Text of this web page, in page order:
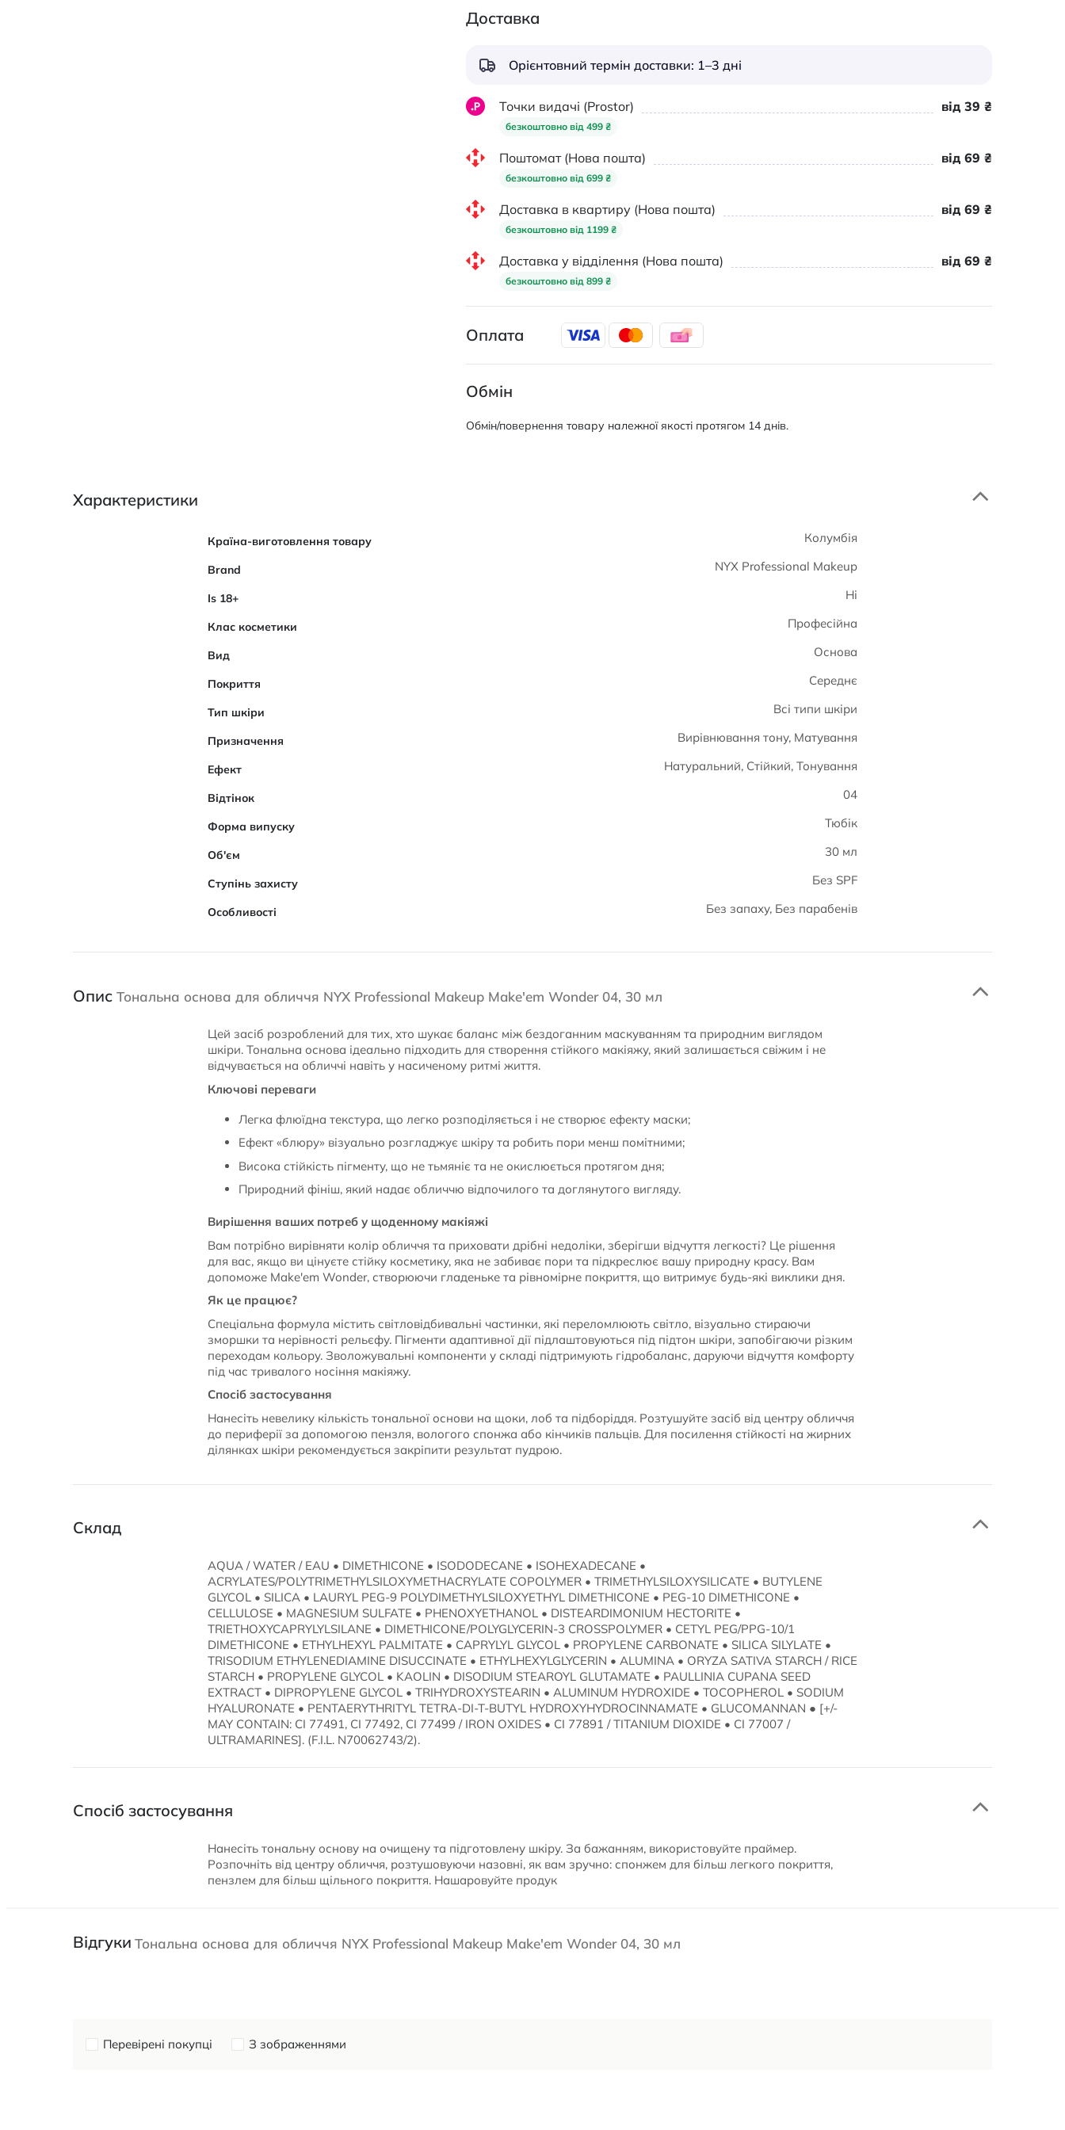
Доставка
Орієнтовний термін доставки: 1–3 дні
Точки видачі (Prostor)
безкоштовно від 499 ₴
від 39 ₴
Поштомат (Нова пошта)
безкоштовно від 699 ₴
від 69 ₴
Доставка в квартиру (Нова пошта)
безкоштовно від 1199 ₴
від 69 ₴
Доставка у відділення (Нова пошта)
безкоштовно від 899 ₴
від 69 ₴
Оплата
Обмін
Обмін/повернення товару належної якості протягом 14 днів.
Характеристики
Характеристики
Країна-виготовлення товару Колумбія
Brand NYX Professional Makeup
Is 18+ Ні
Клас косметики Професійна
Вид Основа
Покриття Середнє
Тип шкіри Всі типи шкіри
Призначення Вирівнювання тону, Матування
Ефект Натуральний, Стійкий, Тонування
Відтінок 04
Форма випуску Тюбік
Об'єм 30 мл
Ступінь захисту Без SPF
Особливості Без запаху, Без парабенів
Опис Тональна основа для обличчя NYX Professional Makeup Make'em Wonder 04, 30 мл
Цей засіб розроблений для тих, хто шукає баланс між бездоганним маскуванням та природним виглядом
шкіри. Тональна основа ідеально підходить для створення стійкого макіяжу, який залишається свіжим і не
відчувається на обличчі навіть у насиченому ритмі життя.
Ключові переваги
Легка флюїдна текстура, що легко розподіляється і не створює ефекту маски;
Ефект «блюру» візуально розгладжує шкіру та робить пори менш помітними;
Висока стійкість пігменту, що не тьмяніє та не окислюється протягом дня;
Природний фініш, який надає обличчю відпочилого та доглянутого вигляду.
Вирішення ваших потреб у щоденному макіяжі
Вам потрібно вирівняти колір обличчя та приховати дрібні недоліки, зберігши відчуття легкості? Це рішення
для вас, якщо ви цінуєте стійку косметику, яка не забиває пори та підкреслює вашу природну красу. Вам
допоможе Make'em Wonder, створюючи гладеньке та рівномірне покриття, що витримує будь-які виклики дня.
Як це працює?
Спеціальна формула містить світловідбивальні частинки, які переломлюють світло, візуально стираючи
зморшки та нерівності рельєфу. Пігменти адаптивної дії підлаштовуються під підтон шкіри, запобігаючи різким
переходам кольору. Зволожувальні компоненти у складі підтримують гідробаланс, даруючи відчуття комфорту
під час тривалого носіння макіяжу.
Спосіб застосування
Нанесіть невелику кількість тональної основи на щоки, лоб та підборіддя. Розтушуйте засіб від центру обличчя
до периферії за допомогою пензля, вологого спонжа або кінчиків пальців. Для посилення стійкості на жирних
ділянках шкіри рекомендується закріпити результат пудрою.
Склад
AQUA / WATER / EAU • DIMETHICONE • ISODODECANE • ISOHEXADECANE •
ACRYLATES/POLYTRIMETHYLSILOXYMETHACRYLATE COPOLYMER • TRIMETHYLSILOXYSILICATE • BUTYLENE
GLYCOL • SILICA • LAURYL PEG-9 POLYDIMETHYLSILOXYETHYL DIMETHICONE • PEG-10 DIMETHICONE •
CELLULOSE • MAGNESIUM SULFATE • PHENOXYETHANOL • DISTEARDIMONIUM HECTORITE •
TRIETHOXYCAPRYLYLSILANE • DIMETHICONE/POLYGLYCERIN-3 CROSSPOLYMER • CETYL PEG/PPG-10/1
DIMETHICONE • ETHYLHEXYL PALMITATE • CAPRYLYL GLYCOL • PROPYLENE CARBONATE • SILICA SILYLATE •
TRISODIUM ETHYLENEDIAMINE DISUCCINATE • ETHYLHEXYLGLYCERIN • ALUMINA • ORYZA SATIVA STARCH / RICE
STARCH • PROPYLENE GLYCOL • KAOLIN • DISODIUM STEAROYL GLUTAMATE • PAULLINIA CUPANA SEED
EXTRACT • DIPROPYLENE GLYCOL • TRIHYDROXYSTEARIN • ALUMINUM HYDROXIDE • TOCOPHEROL • SODIUM
HYALURONATE • PENTAERYTHRITYL TETRA-DI-T-BUTYL HYDROXYHYDROCINNAMATE • GLUCOMANNAN ● [+/-
MAY CONTAIN: CI 77491, CI 77492, CI 77499 / IRON OXIDES • CI 77891 / TITANIUM DIOXIDE • CI 77007 /
ULTRAMARINES]. (F.I.L. N70062743/2).
Спосіб застосування
Нанесіть тональну основу на очищену та підготовлену шкіру. За бажанням, використовуйте праймер.
Розпочніть від центру обличчя, розтушовуючи назовні, як вам зручно: спонжем для більш легкого покриття,
пензлем для більш щільного покриття. Нашаровуйте продук
Відгуки Тональна основа для обличчя NYX Professional Makeup Make'em Wonder 04, 30 мл
Перевірені покупці З зображеннями